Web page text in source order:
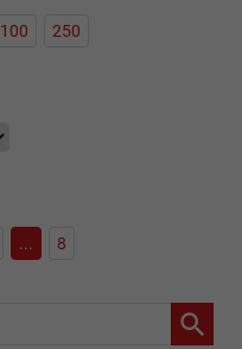
100 250
... 8